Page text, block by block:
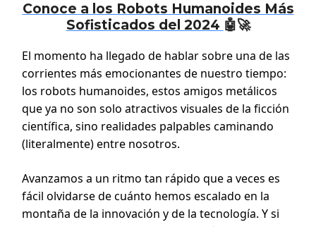
Conoce a los Robots Humanoides Más
Sofisticados del 2024 🤖🚀
El momento ha llegado de hablar sobre una de las
corrientes más emocionantes de nuestro tiempo:
los robots humanoides, estos amigos metálicos
que ya no son solo atractivos visuales de la ficción
científica, sino realidades palpables caminando
(literalmente) entre nosotros.
Avanzamos a un ritmo tan rápido que a veces es
fácil olvidarse de cuánto hemos escalado en la
montaña de la innovación y de la tecnología. Y si